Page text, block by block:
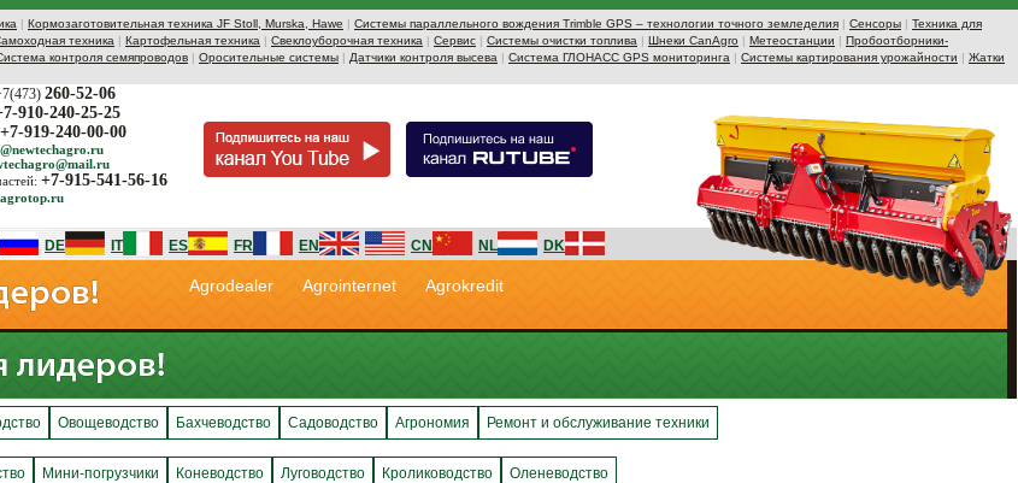
| Кормозаготовительная техника JF Stoll, Murska, Hawe | Системы параллельного вождения Trimble GPS – технологии точного земледелия | Сенсоры | Техника для
техника | Картофельная техника | Свеклоуборочная техника | Сервис | Системы очистки топлива | Шнеки CanAgro | Метеостанции | Пробоотборники-
контроля семяпроводов | Оросительные системы | Датчики контроля высева | Система ГЛОНАСС GPS мониторинга | Системы картирования урожайности | Жатки
260-52-06
910-240-25-25
+7-919-240-00-00
+7-915-541-56-16
DE IT ES FR EN CN NL DK
Agrodealer Agrointernet Agrokredit
Овощеводство Бахчеводство Садоводство Агрономия Ремонт и обслуживание техники
Мини-погрузчики Коневодство Луговодство Кролиководство Оленеводство